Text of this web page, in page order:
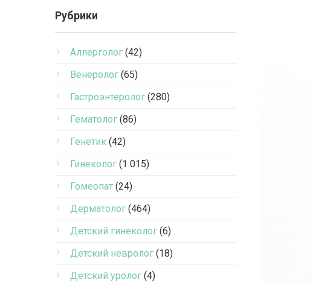
Рубрики
Аллерголог (42)
Венеролог (65)
Гастроэнтеролог (280)
Гематолог (86)
Генетик (42)
Гинеколог (1 015)
Гомеопат (24)
Дерматолог (464)
Детский гинеколог (6)
Детский невролог (18)
Детский уролог (4)